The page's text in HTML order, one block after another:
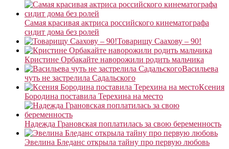
Самая красивая актриса российского кинематографа
сидит дома без ролей
Товарищу Саахову – 90!
Кристине Орбакайте наворожили родить мальчика
Васильева
чуть не застрелила Садальского
Ксения
Бородина поставила Терехина на место
Надежда Грановская поплатилась за свою беременность
Эвелина Бледанс открыла тайну про первую любовь